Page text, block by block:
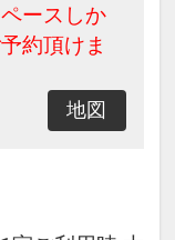
ースしか
約頂けま
地図